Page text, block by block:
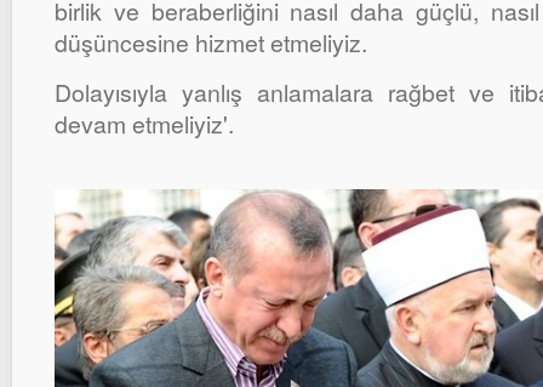
birlik ve beraberliğini nasıl daha güçlü,
düşüncesine hizmet etmeliyiz.
Dolayısıyla yanlış anlamalara rağbet ve
devam etmeliyiz'.